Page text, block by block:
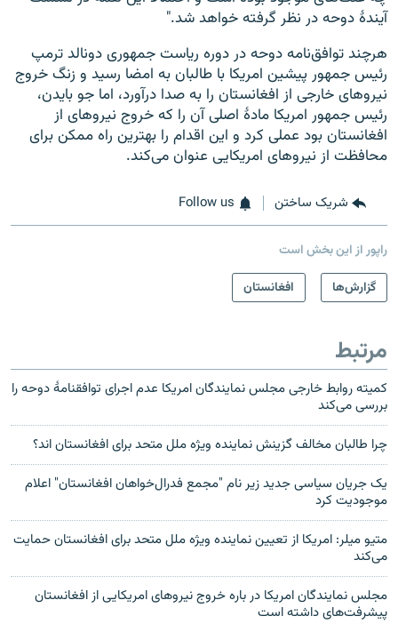
آیندهٔ دوحه در نظر گرفته خواهد شد."
هرچند توافق‌نامه دوحه در دوره ریاست جمهوری دونالد ترمپ
رئیس جمهور پیشین امریکا با طالبان به امضا رسید و زنگ خروج
نیروهای خارجی از افغانستان را به صدا درآورد، اما جو بایدن،
رئیس جمهور امریکا مادۀ اصلی آن را که خروج نیروهای از
افغانستان بود عملی کرد و این اقدام‌ را بهترین راه ممکن برای
محافظت از نیروهای امریکایی عنوان می‌کند.
شریک ساختن Follow us
راپور از این بخش است
گزارش‌ها
افغانستان
مرتبط
کمیته روابط خارجی مجلس نمایندگان امریکا عدم اجرای توافقنامۀ دوحه را
بررسی می‌کند
چرا طالبان مخالف گزینش نماینده ویژه ملل متحد برای افغانستان اند؟
یک جریان سیاسی جدید زیر نام "مجمع فدرال‌خواهان افغانستان" اعلام
موجودیت کرد
متیو میلر: امریکا از تعیین نماینده ویژه ملل متحد برای افغانستان حمایت
می‌کند
مجلس نمایندگان امریکا در باره خروج نیروهای امریکایی از افغانستان
پیشرفت‌های داشته است